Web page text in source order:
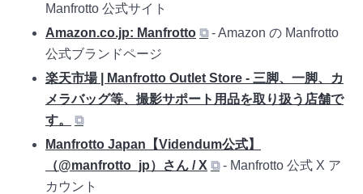
Manfrotto 公式サイト
Amazon.co.jp: Manfrotto ⧉ - Amazon の Manfrotto
公式ブランドページ
楽天市場 | Manfrotto Outlet Store - 三脚、一脚、カ
メラバッグ等、撮影サポート用品を取り扱う店舗で
す。
⧉
Manfrotto Japan【Videndum公式】
（@manfrotto_jp）さん / X ⧉- Manfrotto 公式 X ア
カウント